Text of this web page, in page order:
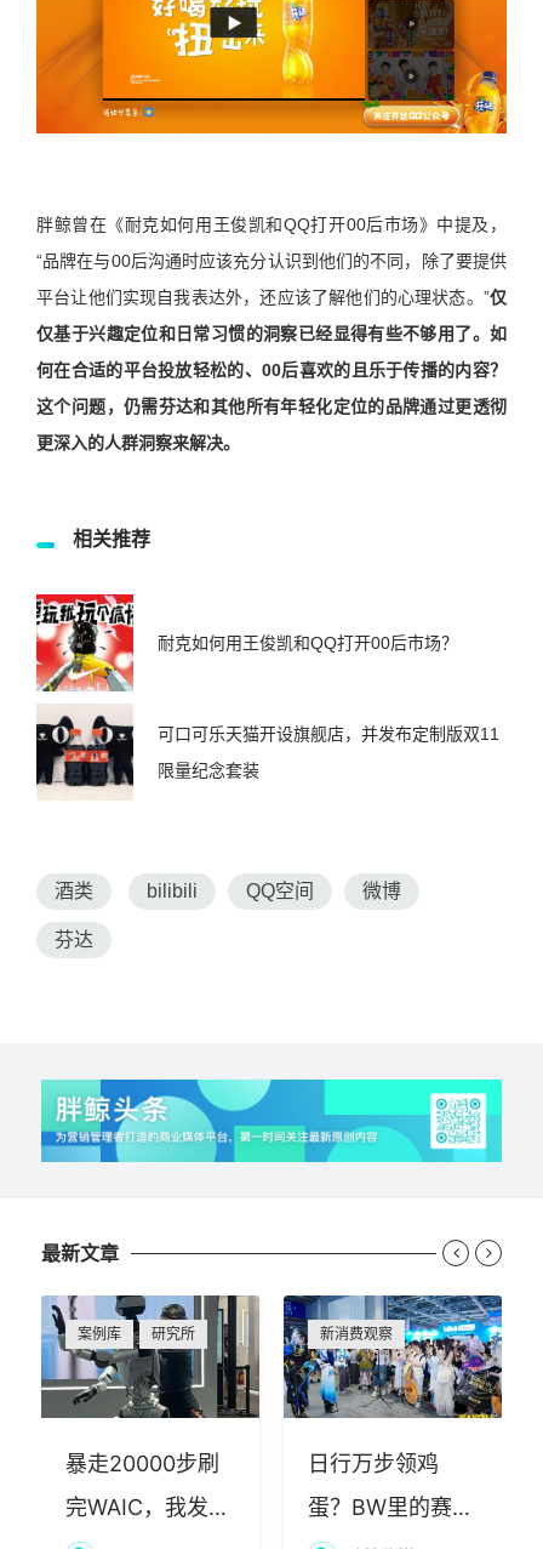
胖鲸曾在《耐克如何用王俊凯和QQ打开00后市场》中提及，
“品牌在与00后沟通时应该充分认识到他们的不同，除了要提供
平台让他们实现自我表达外，还应该了解他们的心理状态。”仅
仅基于兴趣定位和日常习惯的洞察已经显得有些不够用了。如
何在合适的平台投放轻松的、00后喜欢的且乐于传播的内容？
这个问题，仍需芬达和其他所有年轻化定位的品牌通过更透彻
更深入的人群洞察来解决。
相关推荐
耐克如何用王俊凯和QQ打开00后市场？
可口可乐天猫开设旗舰店，并发布定制版双11
限量纪念套装
酒类 bilibili QQ空间 微博
芬达
最新文章
案例库 研究所
暴走20000步刷
完WAIC，我发现
新消费观察
日行万步领鸡
蛋？BW里的赛博
 